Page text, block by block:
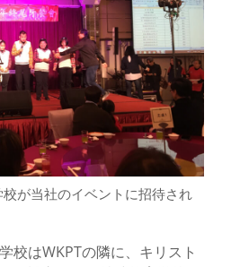
が当社のイベントに招待され
校はWKPTの隣に、キリスト